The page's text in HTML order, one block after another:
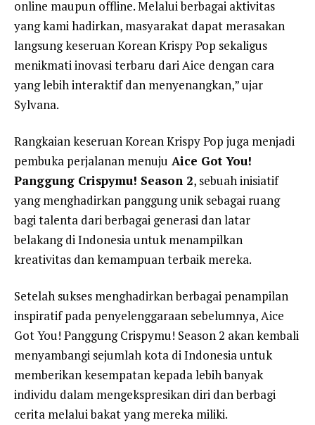
online maupun offline. Melalui berbagai aktivitas
yang kami hadirkan, masyarakat dapat merasakan
langsung keseruan Korean Krispy Pop sekaligus
menikmati inovasi terbaru dari Aice dengan cara
yang lebih interaktif dan menyenangkan,” ujar
Sylvana.
Rangkaian keseruan Korean Krispy Pop juga menjadi
pembuka perjalanan menuju Aice Got You!
Panggung Crispymu! Season 2, sebuah inisiatif
yang menghadirkan panggung unik sebagai ruang
bagi talenta dari berbagai generasi dan latar
belakang di Indonesia untuk menampilkan
kreativitas dan kemampuan terbaik mereka.
Setelah sukses menghadirkan berbagai penampilan
inspiratif pada penyelenggaraan sebelumnya, Aice
Got You! Panggung Crispymu! Season 2 akan kembali
menyambangi sejumlah kota di Indonesia untuk
memberikan kesempatan kepada lebih banyak
individu dalam mengekspresikan diri dan berbagi
cerita melalui bakat yang mereka miliki.